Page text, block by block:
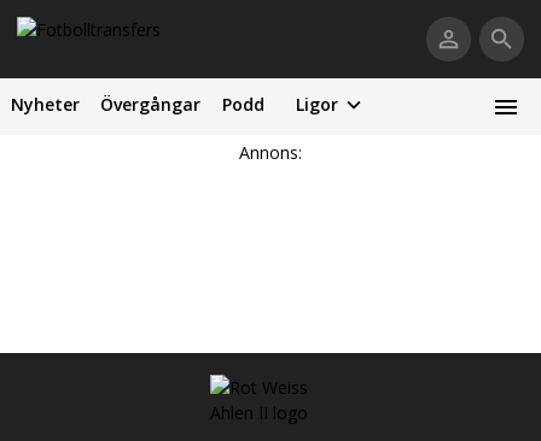
Nyheter Övergångar Podd Ligor
Annons: